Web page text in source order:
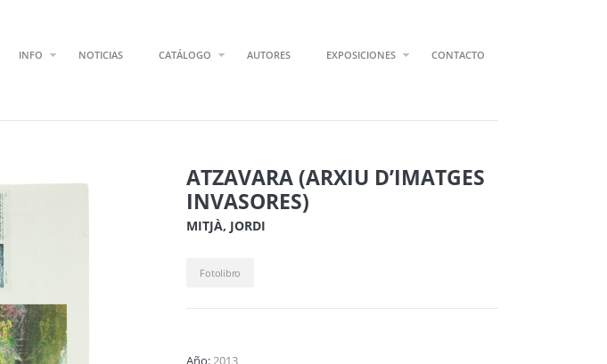
INFO NOTICIAS CATÁLOGO AUTORES EXPOSICIONES CONTACTO
ATZAVARA (ARXIU D’IMATGES
INVASORES)
MITJÀ, JORDI
Fotolibro
Año:2013